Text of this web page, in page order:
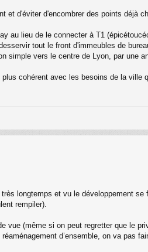
et d'éviter d'encombrer des points déjà
au lieu de le connecter à T1
tout le front d'immeubles de
simple vers le centre de Lyon, par une
cohérent avec les besoins de la ville
longtemps et vu le développement
rempiler).
vue (même si on peut regretter que le
d’ensemble, on va pas